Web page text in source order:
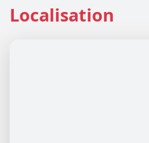
Localisation